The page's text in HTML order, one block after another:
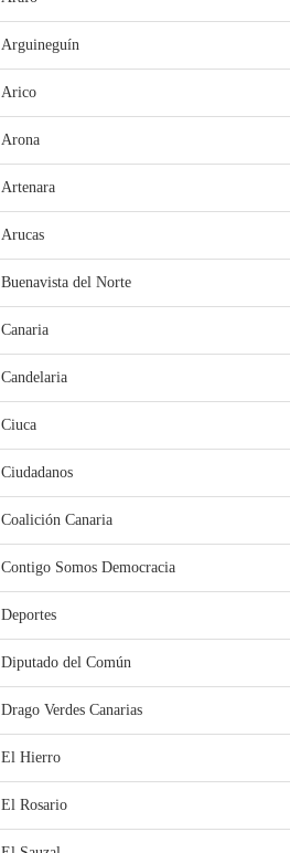
Arguineguín
Arico
Arona
Artenara
Arucas
Buenavista del Norte
Canaria
Candelaria
Ciuca
Ciudadanos
Coalición Canaria
Contigo Somos Democracia
Deportes
Diputado del Común
Drago Verdes Canarias
El Hierro
El Rosario